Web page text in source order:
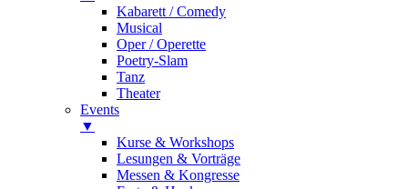
Kabarett / Comedy
Musical
Oper / Operette
Poetry-Slam
Tanz
Theater
Events
▼
Kurse & Workshops
Lesungen & Vorträge
Messen & Kongresse